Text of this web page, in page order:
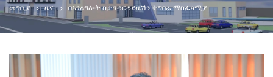
መግቢያ ዜና በአገልግሎት ስታንዳርዳይዜሽን ትግበራ ማስፈጸሚያ...